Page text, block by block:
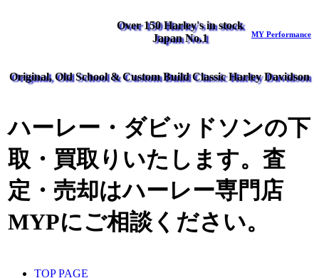
Over 150 Harley's in stock
Japan No.1
MY Performance
Original, Old School & Custom Build Classic Harley Davidson
ハーレー・ダビッドソンの下
取・買取りいたします。査
定・売却はハーレー専門店
MYPにご相談ください。
TOP PAGE